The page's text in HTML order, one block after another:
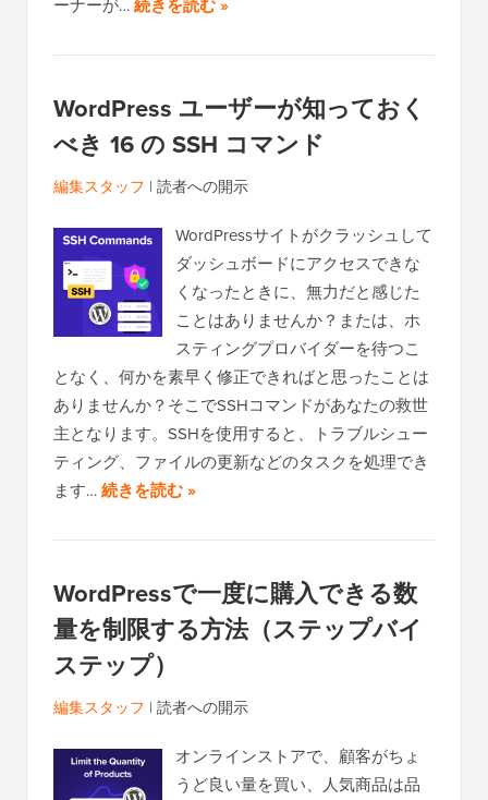
ーナーが…続きを読む »
WordPress ユーザーが知っておく
べき 16 の SSH コマンド
編集スタッフ | 読者への開示
WordPressサイトがクラッシュして
ダッシュボードにアクセスできな
くなったときに、無力だと感じた
ことはありませんか？または、ホ
スティングプロバイダーを待つこ
となく、何かを素早く修正できればと思ったことは
ありませんか？そこでSSHコマンドがあなたの救世
主となります。SSHを使用すると、トラブルシュー
ティング、ファイルの更新などのタスクを処理でき
ます…続きを読む »
WordPressで一度に購入できる数
量を制限する方法（ステップバイ
ステップ）
編集スタッフ | 読者への開示
オンラインストアで、顧客がちょ
うど良い量を買い、人気商品は品